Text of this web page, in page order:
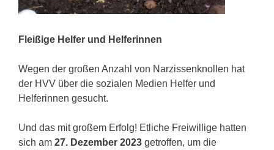
Fleißige Helfer und Helferinnen
Wegen der großen Anzahl von Narzissenknollen hat
der HVV über die sozialen Medien Helfer und
Helferinnen gesucht.
Und das mit großem Erfolg! Etliche Freiwillige hatten
sich am 27. Dezember 2023 getroffen, um die